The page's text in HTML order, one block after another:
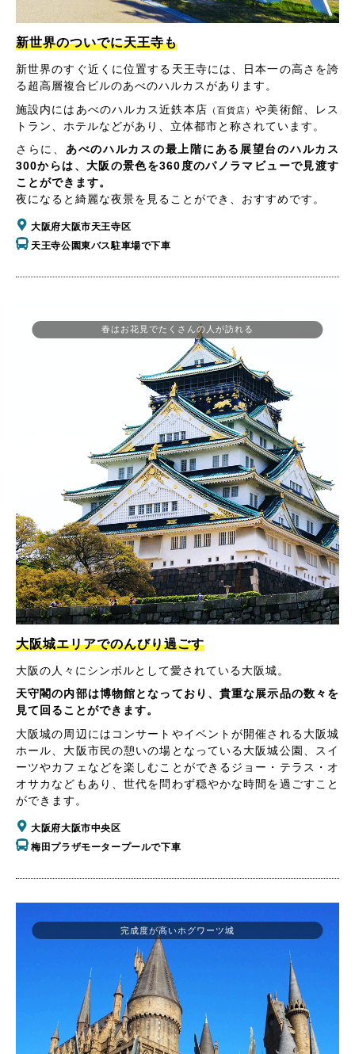
新世界のついでに天王寺も
新世界のすぐ近くに位置する天王寺には、日本一の高さを誇
る超高層複合ビルのあべのハルカスがあります。
施設内にはあべのハルカス近鉄本店 （百貨店）や美術館、レス
トラン、ホテルなどがあり、立体都市と称されています。
さらに、 あべのハルカスの最上階にある展望台のハルカス
300からは、大阪の景色を360度のパノラマビューで見渡す
ことができます。
夜になると綺麗な夜景を見ることができ、おすすめです。
大阪府大阪市天王寺区
天王寺公園東バス駐車場で下車
春はお花見でたくさんの人が訪れる
大阪城エリアでのんびり過ごす
大阪の人々にシンボルとして愛されている大阪城。
天守閣の内部は博物館となっており、貴重な展示品の数々を
見て回ることができます。
大阪城の周辺にはコンサートやイベントが開催される大阪城
ホール、大阪市民の憩いの場となっている大阪城公園、スイ
ーツやカフェなどを楽しむことができるジョー・テラス・オ
オサカなどもあり、世代を問わず穏やかな時間を過ごすこと
ができます。
大阪府大阪市中央区
梅田プラザモータープールで下車
完成度が高いホグワーツ城